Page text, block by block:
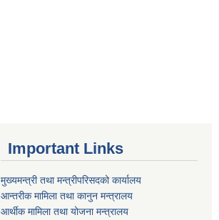
Important Links
मुख्यमन्त्री तथा मन्त्रीपरिसदको कार्यालय
आन्तरीक मामिला तथा कानुन मन्त्रालय
आर्थीक मामिला तथा योजना मन्त्रालय